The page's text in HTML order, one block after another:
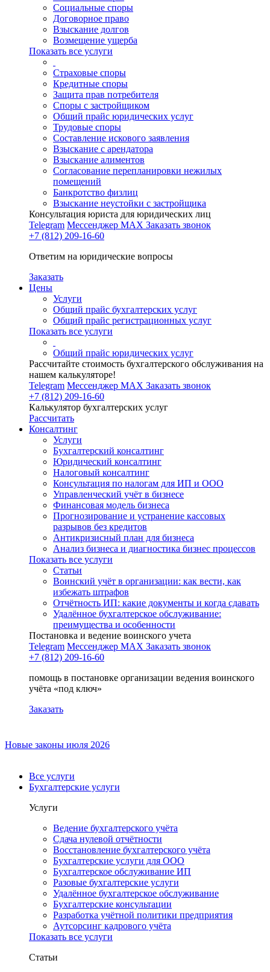
Социальные споры
Договорное право
Взыскание долгов
Возмещение ущерба
Показать все услуги
Страховые споры
Кредитные споры
Защита прав потребителя
Споры с застройщиком
Общий прайс юридических услуг
Трудовые споры
Составление искового заявления
Взыскание с арендатора
Взыскание алиментов
Cогласование перепланировки нежилых
помещений
Банкротство физлиц
Взыскание неустойки с застройщика
Консультация юриста для юридических лиц
Telegram Мессенджер MAX Заказать звонок
+7 (812) 209-16-60
Ответим на юридические вопросы
Заказать
Цены
Услуги
Общий прайс бухгалтерских услуг
Общий прайс регистрационных услуг
Показать все услуги
Общий прайс юридических услуг
Рассчитайте стоимость бухгалтерского обслуживания на
нашем калькуляторе!
Telegram Мессенджер MAX Заказать звонок
+7 (812) 209-16-60
Калькулятор бухгалтерских услуг
Рассчитать
Консалтинг
Услуги
Бухгалтерский консалтинг
Юридический консалтинг
Налоговый консалтинг
Консультация по налогам для ИП и ООО
Управленческий учёт в бизнесе
Финансовая модель бизнеса
Прогнозирование и устранение кассовых
разрывов без кредитов
Антикризисный план для бизнеса
Анализ бизнеса и диагностика бизнес процессов
Показать все услуги
Статьи
Воинский учёт в организации: как вести, как
избежать штрафов
Отчётность ИП: какие документы и когда сдавать
Удалённое бухгалтерское обслуживание:
преимущества и особенности
Постановка и ведение воинского учета
Telegram Мессенджер MAX Заказать звонок
+7 (812) 209-16-60
помощь в постановке организации ведения воинского
учёта «под ключ»
Заказать
Новые законы июля 2026
Все услуги
Бухгалтерские услуги
Услуги
Ведение бухгалтерского учёта
Сдача нулевой отчётности
Восстановление бухгалтерского учёта
Бухгалтерские услуги для ООО
Бухгалтерское обслуживание ИП
Разовые бухгалтерские услуги
Удалённое бухгалтерское обслуживание
Бухгалтерские консультации
Разработка учётной политики предприятия
Аутсорсинг кадрового учёта
Показать все услуги
Статьи